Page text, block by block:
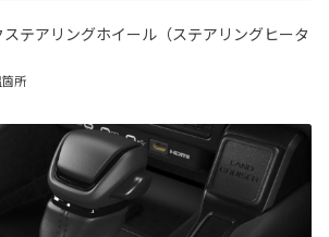
テアリングホイール（ステアリングヒータ
所